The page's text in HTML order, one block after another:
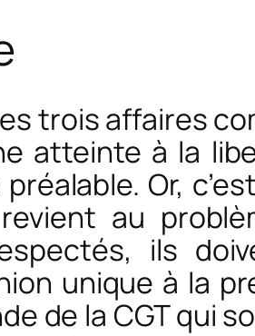
trois affaires
atteinte à la
Or,
au
ils
unique à la
de la CGT qui